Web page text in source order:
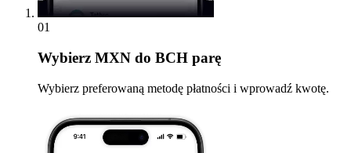
01
Wybierz MXN do BCH parę
Wybierz preferowaną metodę płatności i wprowadź kwotę.